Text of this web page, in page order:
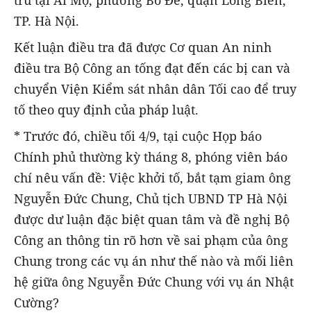
TP. Hà Nội.
Kết luận điều tra đã được Cơ quan An ninh
điều tra Bộ Công an tống đạt đến các bị can và
chuyển Viện Kiểm sát nhân dân Tối cao để truy
tố theo quy định của pháp luật.
* Trước đó, chiều tối 4/9, tại cuộc Họp báo
Chính phủ thường kỳ tháng 8, phóng viên báo
chí nêu vấn đề: Việc khởi tố, bắt tạm giam ông
Nguyễn Đức Chung, Chủ tịch UBND TP Hà Nội
được dư luận đặc biệt quan tâm và đề nghị Bộ
Công an thông tin rõ hơn về sai phạm của ông
Chung trong các vụ án như thế nào và mối liên
hệ giữa ông Nguyễn Đức Chung với vụ án Nhật
Cường?